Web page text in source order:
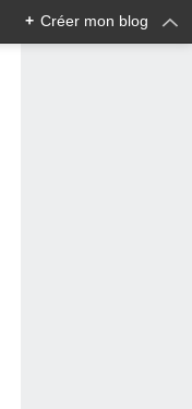
+ Créer mon blog